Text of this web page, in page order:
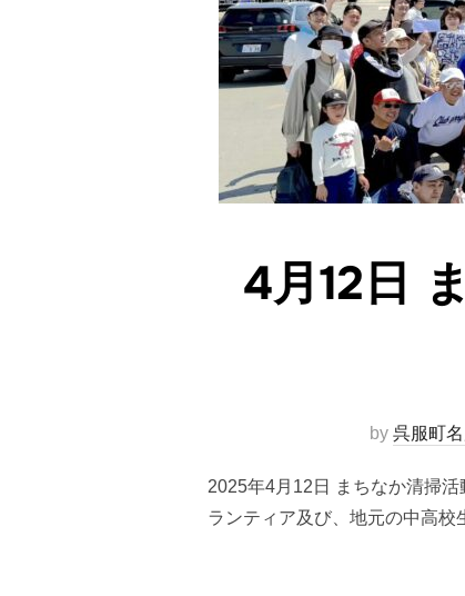
4月12日
by 呉服町
2025年4月12日 まちなか清掃
ランティア及び、地元の中高